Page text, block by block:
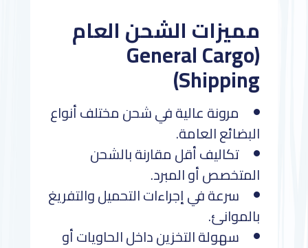
مميزات الشحن العام
(General Cargo
Shipping)
مرونة عالية في شحن مختلف أنواع
البضائع العامة.
تكاليف أقل مقارنة بالشحن
المتخصص أو المبرد.
سرعة في إجراءات التحميل والتفريغ
بالموانئ.
سهولة التخزين داخل الحاويات أو